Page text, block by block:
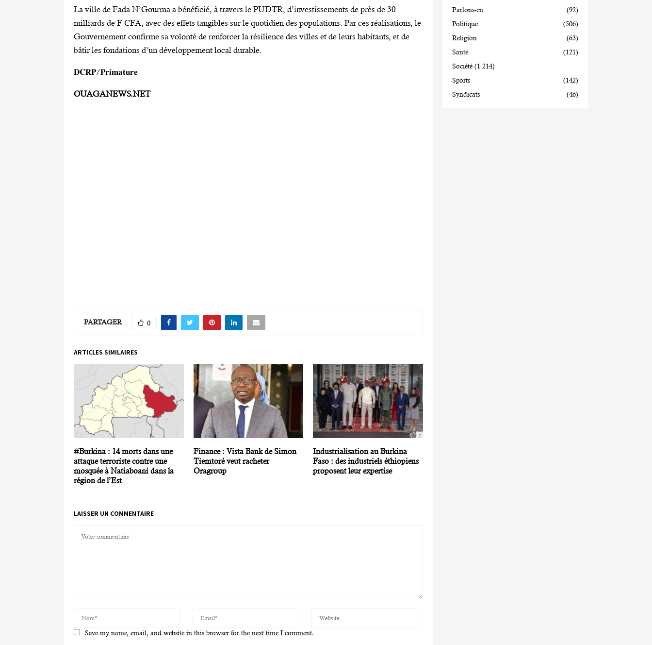
La ville de Fada N’Gourma a bénéficié, à travers le PUDTR, d’investissements de près de 30
milliards de F CFA, avec des effets tangibles sur le quotidien des populations. Par ces réalisations, le
Gouvernement confirme sa volonté de renforcer la résilience des villes et de leurs habitants, et de
bâtir les fondations d’un développement local durable.
𝐃𝐂𝐑𝐏/𝐏𝐫𝐢𝐦𝐚𝐭𝐮𝐫𝐞
OUAGANEWS.NET
PARTAGER 0
ARTICLES SIMILAIRES
#Burkina : 14 morts dans une
attaque terroriste contre une
mosquée à Natiaboani dans la
région de l’Est
Finance : Vista Bank de Simon
Tiemtoré veut racheter
Oragroup
Industrialisation au Burkina
Faso : des industriels éthiopiens
proposent leur expertise
LAISSER UN COMMENTAIRE
Save my name, email, and website in this browser for the next time I comment.
Parlons-en
(92)
Politique
(506)
Religion
(63)
Santé
(121)
Société (1 214)
Sports
(142)
Syndicats
(46)